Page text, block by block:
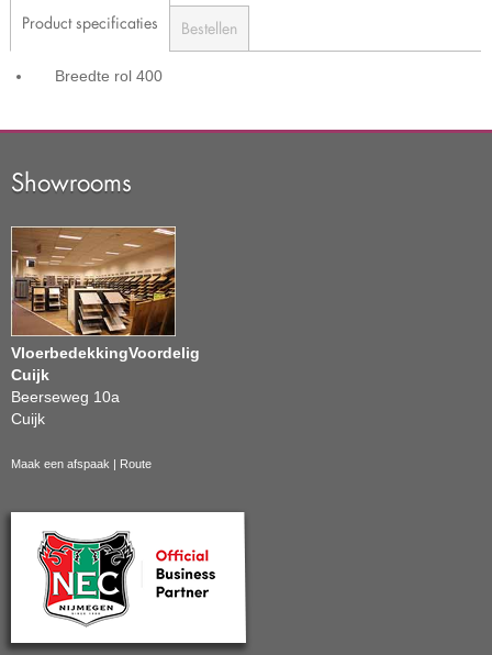
Product specificaties Bestellen
Breedte rol 400
Showrooms
VloerbedekkingVoordelig
Cuijk
Beerseweg 10a
Cuijk
Maak een afspaak Route